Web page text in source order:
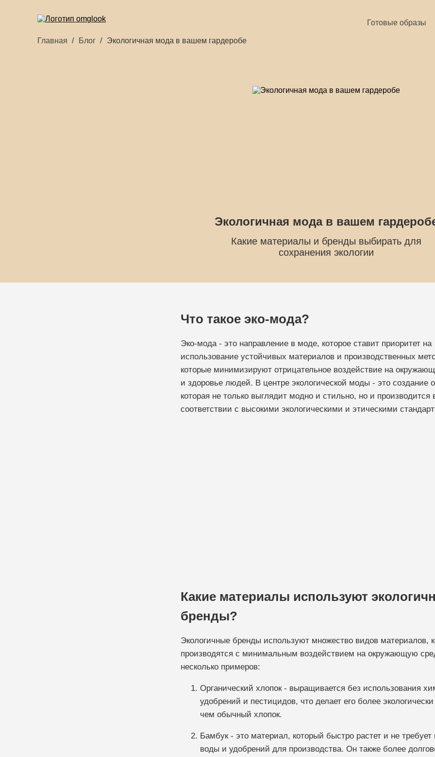
Готовые образы
Главная Блог Экологичная мода в вашем гардеробе
Экологичная мода в вашем
Какие материалы и бренды выбирать для
сохранения экологии
Что такое эко-мода?
Эко-мода - это направление в моде, которое ставит приоритет на
использование устойчивых материалов и производственных
которые минимизируют отрицательное воздействие на
и здоровье людей. В центре экологической моды - это создание
которая не только выглядит модно и стильно, но и производится
соответствии с высокими экологическими и этическими
Какие материалы используют
бренды?
Экологичные бренды используют множество видов материалов,
производятся с минимальным воздействием на окружающую
несколько примеров:
Органический хлопок - выращивается без использования
удобрений и пестицидов, что делает его более
чем обычный хлопок.
Бамбук - это материал, который быстро растет и не требует
воды и удобрений для производства. Он также более